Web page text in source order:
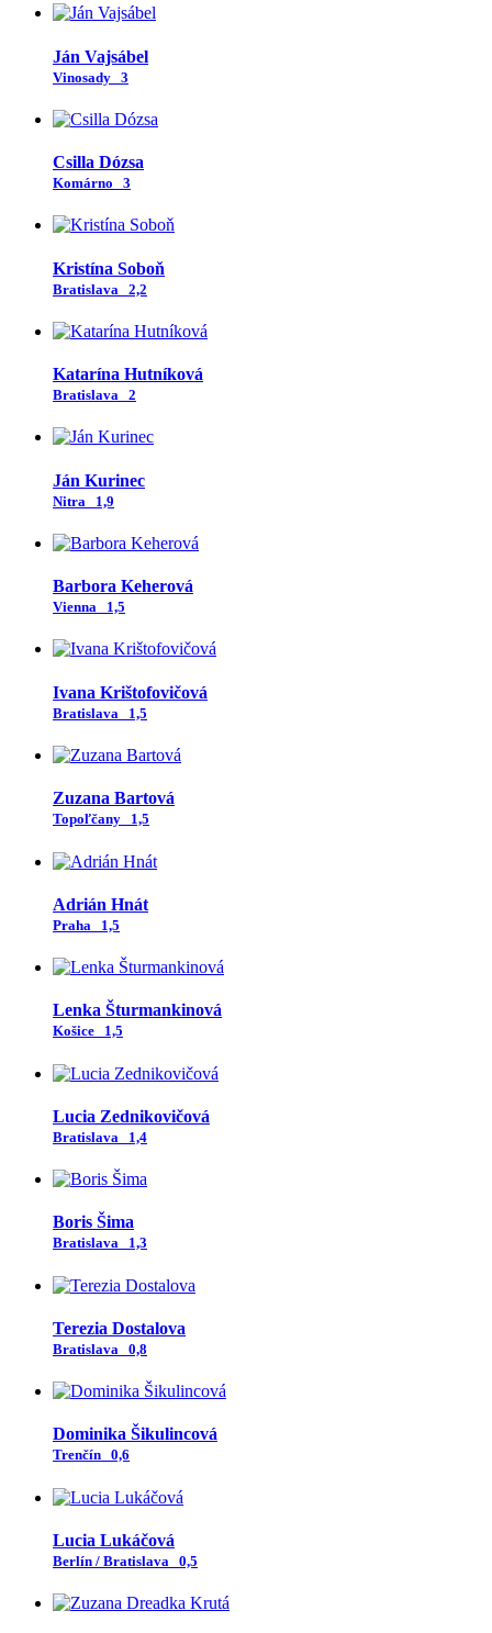
Ján Vajsábel
Vinosady 3
Csilla Dózsa
Komárno 3
Kristína Soboň
Bratislava 2,2
Katarína Hutníková
Bratislava 2
Ján Kurinec
Nitra 1,9
Barbora Keherová
Vienna 1,5
Ivana Krištofovičová
Bratislava 1,5
Zuzana Bartová
Topoľčany 1,5
Adrián Hnát
Praha 1,5
Lenka Šturmankinová
Košice 1,5
Lucia Zednikovičová
Bratislava 1,4
Boris Šima
Bratislava 1,3
Terezia Dostalova
Bratislava 0,8
Dominika Šikulincová
Trenčín 0,6
Lucia Lukáčová
Berlín / Bratislava 0,5